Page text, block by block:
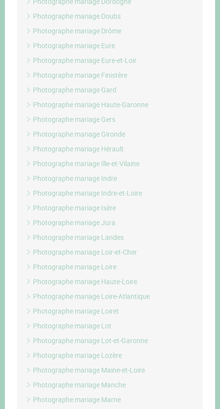
Photographe mariage Doubs
Photographe mariage Drôme
Photographe mariage Eure
Photographe mariage Eure-et-Loir
Photographe mariage Finistère
Photographe mariage Gard
Photographe mariage Haute-Garonne
Photographe mariage Gers
Photographe mariage Gironde
Photographe mariage Hérault
Photographe mariage Ille-et-Vilaine
Photographe mariage Indre
Photographe mariage Indre-et-Loire
Photographe mariage Isère
Photographe mariage Jura
Photographe mariage Landes
Photographe mariage Loir-et-Cher
Photographe mariage Loire
Photographe mariage Haute-Loire
Photographe mariage Loire-Atlantique
Photographe mariage Loiret
Photographe mariage Lot
Photographe mariage Lot-et-Garonne
Photographe mariage Lozère
Photographe mariage Maine-et-Loire
Photographe mariage Manche
Photographe mariage Marne